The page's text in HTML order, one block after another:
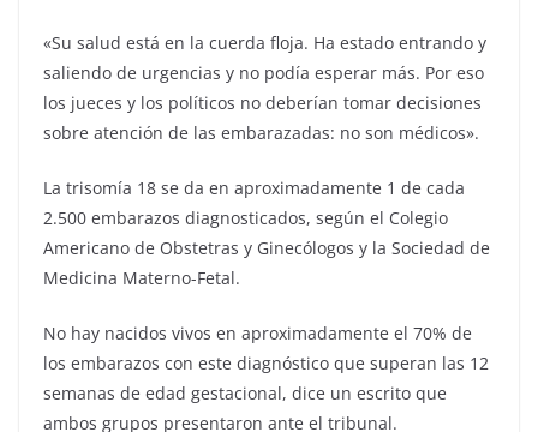
«Su salud está en la cuerda floja. Ha estado entrando y
saliendo de urgencias y no podía esperar más. Por eso
los jueces y los políticos no deberían tomar decisiones
sobre atención de las embarazadas: no son médicos».
La trisomía 18 se da en aproximadamente 1 de cada
2.500 embarazos diagnosticados, según el Colegio
Americano de Obstetras y Ginecólogos y la Sociedad de
Medicina Materno-Fetal.
No hay nacidos vivos en aproximadamente el 70% de
los embarazos con este diagnóstico que superan las 12
semanas de edad gestacional, dice un escrito que
ambos grupos presentaron ante el tribunal.